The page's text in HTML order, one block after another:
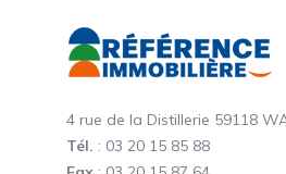
4 rue de la Distillerie 59118
Tél. : 03 20 15 85 88